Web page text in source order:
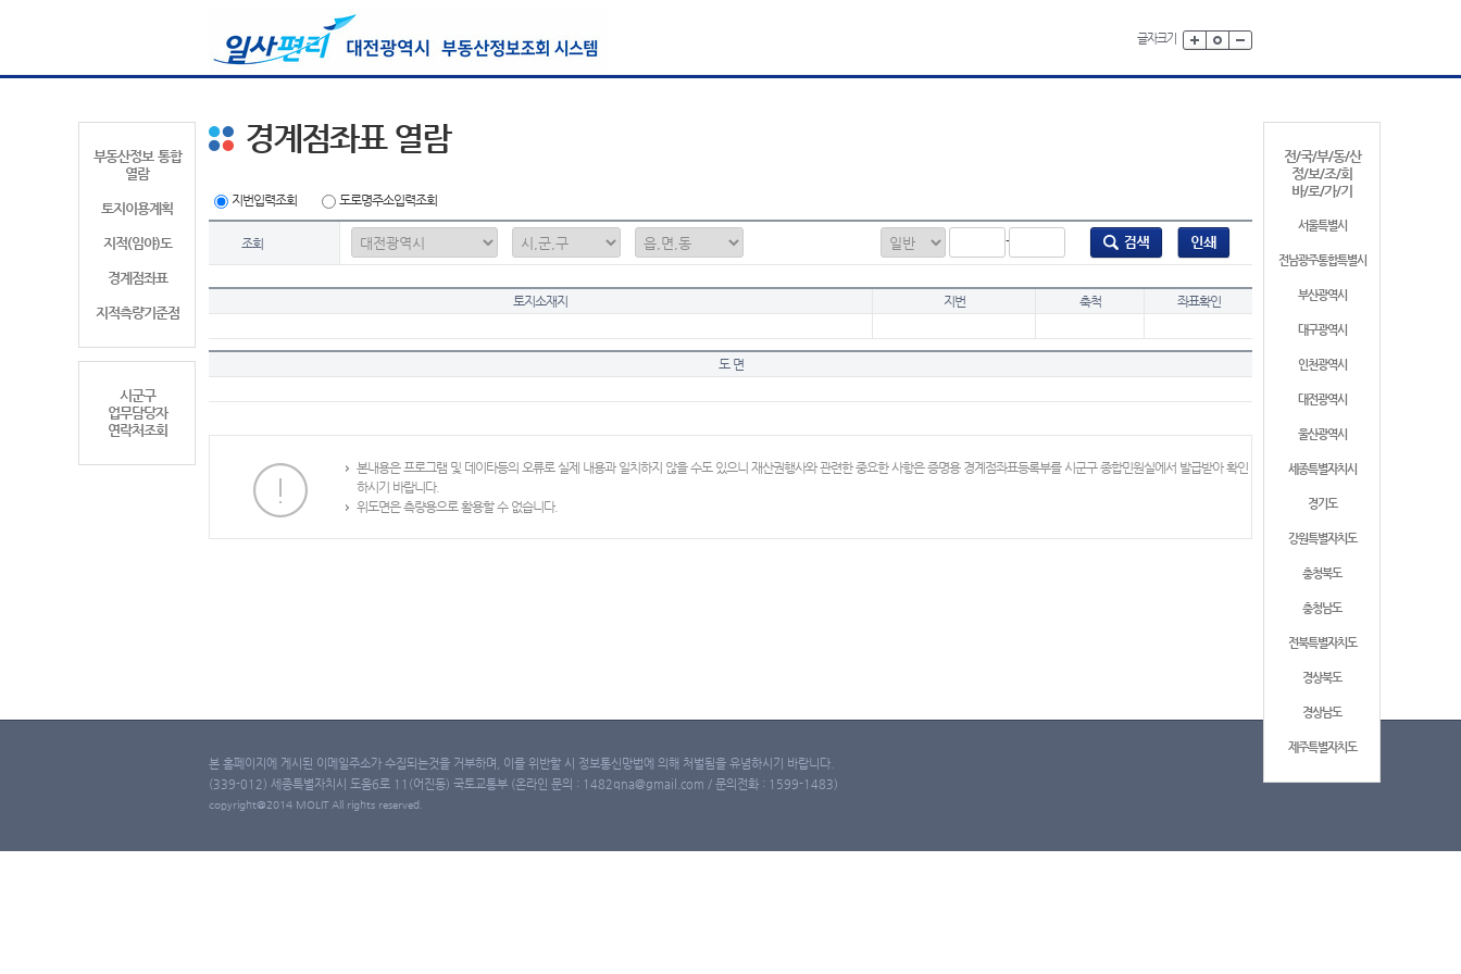
글자크기
부동산정보 통합
열람
토지이용계획
지적(임야)도
경계점좌표
지적측량기준점
시군구
업무담당자
연락처조회
전/국/부/동/산
정/보/조/회
바/로/가/기
서울특별시
전남광주통합특별시
부산광역시
대구광역시
인천광역시
대전광역시
울산광역시
세종특별자치시
경기도
강원특별자치도
충청북도
충청남도
전북특별자치도
경상북도
경상남도
제주특별자치도
경계점좌표 열람
지번입력조회 도로명주소입력조회
조회 -
토지소재지 지번 축척 좌표확인
도 면
본내용은 프로그램 및 데이타등의 오류로 실제 내용과 일치하지 않을 수도 있으니 재산권행사와 관련한 중요한 사항은 증명용 경계점좌표등록부를 시군구 종합민원실에서 발급받아 확인
하시기 바랍니다.
위도면은 측량용으로 활용할 수 없습니다.
본 홈페이지에 게시된 이메일주소가 수집되는것을 거부하며, 이를 위반할 시 정보통신망법에 의해 처벌됨을 유념하시기 바랍니다.
(339-012) 세종특별자치시 도움6로 11(어진동) 국토교통부 (온라인 문의 : 1482qna@gmail.com / 문의전화 : 1599-1483)
copyright@2014 MOLIT All rights reserved.